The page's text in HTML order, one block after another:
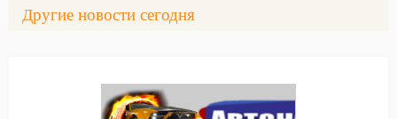
Другие новости сегодня